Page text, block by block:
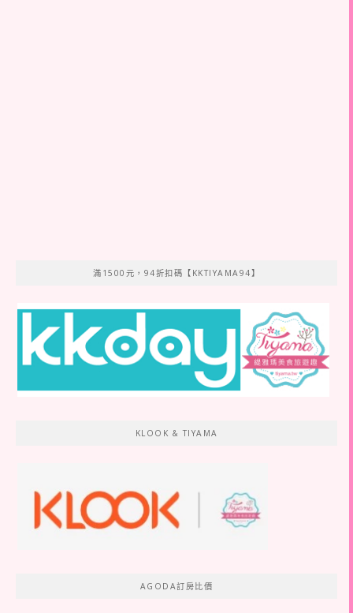
滿1500元，94折扣碼【KKTIYAMA94】
KLOOK & TIYAMA
AGODA訂房比價